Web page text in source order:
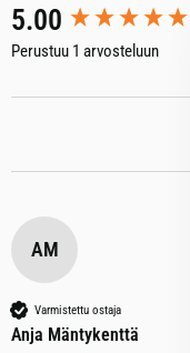
5.00
Perustuu 1 arvosteluun
AM
Varmistettu ostaja
Anja Mäntykenttä
New content loaded